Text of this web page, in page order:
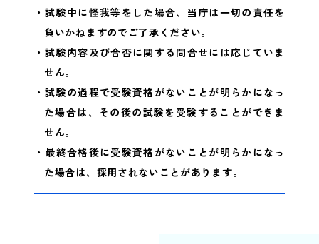
・試験中に怪我等をした場合、当庁は一切の責任を
負いかねますのでご了承ください。
・試験内容及び合否に関する問合せには応じていま
せん。
・試験の過程で受験資格がないことが明らかになっ
た場合は、その後の試験を受験することができま
せん。
・最終合格後に受験資格がないことが明らかになっ
た場合は、採用されないことがあります。